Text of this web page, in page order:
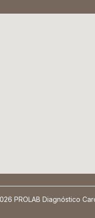
PROLAB Diagnóstico